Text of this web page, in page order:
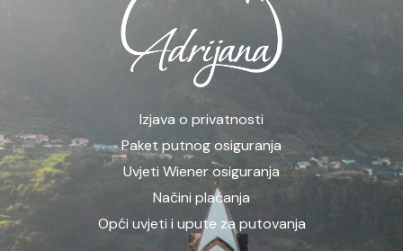
Izjava o privatnosti
Paket putnog osiguranja
Uvjeti Wiener osiguranja
Načini plaćanja
Opći uvjeti i upute za putovanja